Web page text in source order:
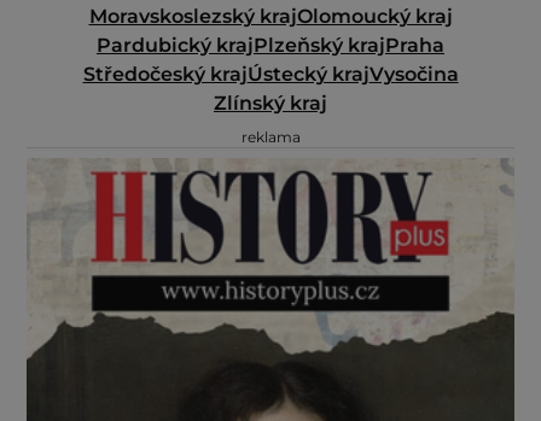
Moravskoslezský krajOlomoucký kraj
Pardubický krajPlzeňský krajPraha
Středočeský krajÚstecký krajVysočina
Zlínský kraj
reklama